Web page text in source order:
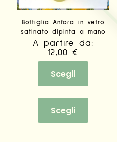
Bottiglia Anfora in vetro
satinato dipinta a mano
A partire da:
12,00€
Scegli
Scegli